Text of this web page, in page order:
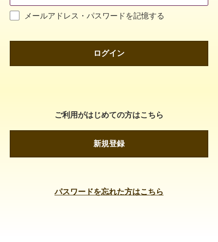
メールアドレス・パスワードを記憶する
ログイン
ご利用がはじめての方はこちら
新規登録
パスワードを忘れた方はこちら